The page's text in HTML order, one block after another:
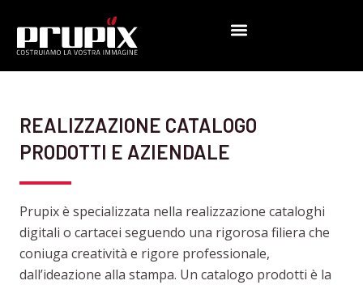
contenuto
REALIZZAZIONE CATALOGO
PRODOTTI E AZIENDALE
Prupix è specializzata nella realizzazione cataloghi
digitali o cartacei seguendo una rigorosa filiera che
coniuga creatività e rigore professionale,
dall’ideazione alla stampa. Un catalogo prodotti è la